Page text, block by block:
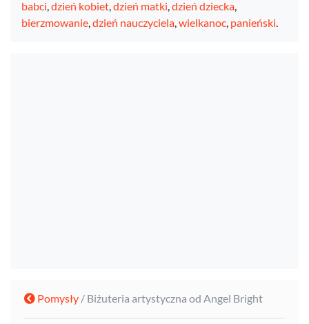
babci,dzień kobiet,dzień matki,dzień dziecka,
bierzmowanie,dzień nauczyciela,wielkanoc, panieński.
Pomysły / Biżuteria artystyczna od Angel Bright